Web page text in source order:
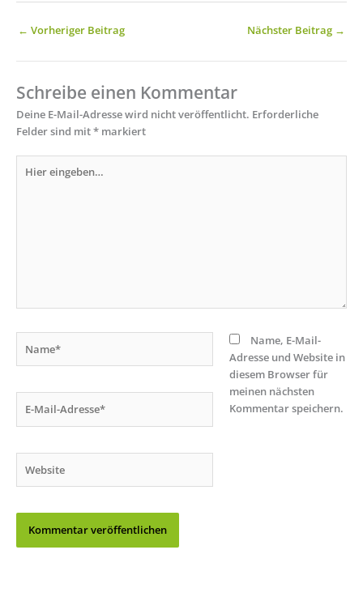
← Vorheriger Beitrag Nächster Beitrag →
Schreibe einen Kommentar
Deine E-Mail-Adresse wird nicht veröffentlicht. Erforderliche
Felder sind mit* markiert
eingeben…
Mail-
Name, E-Mail-
Adresse und Website in
diesem Browser für
meinen nächsten
Kommentar speichern.